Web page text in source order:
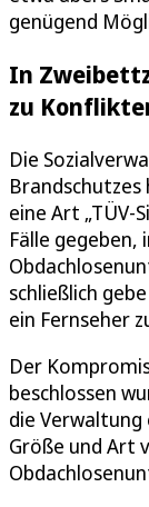
genügend
In
zu
Die
eine Art „TÜV-
Fälle gegeben,
schließlich
ein Fernseher
Der
beschlossen
die Verwaltung
Größe und Art